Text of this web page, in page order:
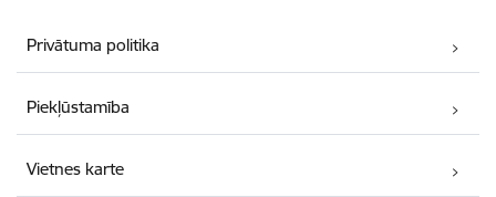
Privātuma politika
Piekļūstamība
Vietnes karte